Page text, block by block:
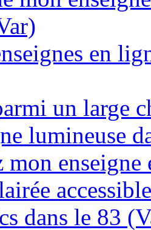
en
un large
lumineuse
mon
dans le 83